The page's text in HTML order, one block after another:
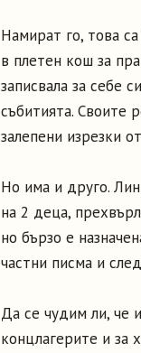
Намират го, това
в плетен кош за
записвала за себе
събитията. Своите
залепени изрезки
Но има и друго.
на 2 деца,
но бързо е
частни писма и
Да се чудим ли, че
концлагерите и за